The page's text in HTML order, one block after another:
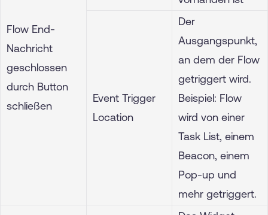
Flow End-
Nachricht
geschlossen
durch Button
schließen
Event Trigger
Location
Der
Ausgangspunkt,
an dem der Flow
getriggert wird.
Beispiel: Flow
wird von einer
Task List, einem
Beacon, einem
Pop-up und
mehr getriggert.